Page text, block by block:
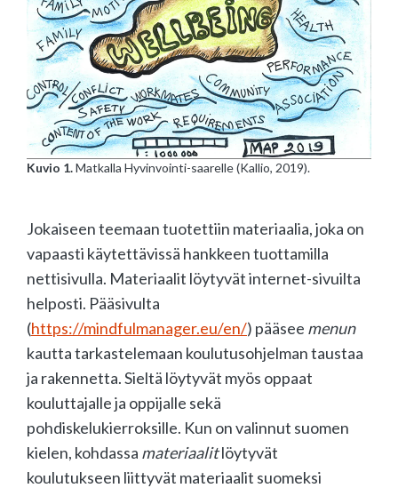
Kuvio 1.Matkalla Hyvinvointi-saarelle (Kallio, 2019).
Jokaiseen teemaan tuotettiin materiaalia, joka on
vapaasti käytettävissä hankkeen tuottamilla
nettisivulla. Materiaalit löytyvät internet-sivuilta
helposti. Pääsivulta
(https://mindfulmanager.eu/en/) pääsee menun
kautta tarkastelemaan koulutusohjelman taustaa
ja rakennetta. Sieltä löytyvät myös oppaat
kouluttajalle ja oppijalle sekä
pohdiskelukierroksille. Kun on valinnut suomen
kielen, kohdassa materiaalitlöytyvät
koulutukseen liittyvät materiaalit suomeksi